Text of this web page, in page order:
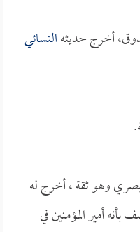
أخرج حديثهالنسائي
وهو ثقة ، أخرج له
أمير المؤمنين في